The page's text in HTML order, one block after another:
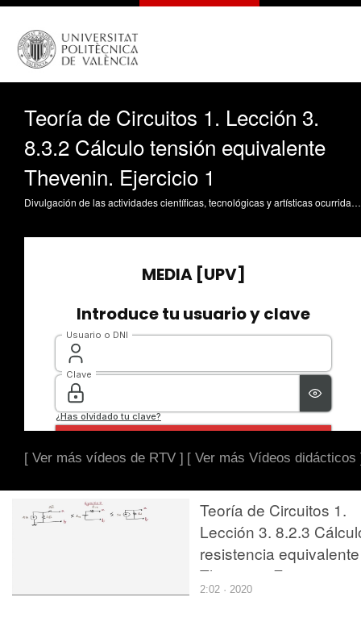
Teoría de Circuitos 1. Lección 3.
8.3.2 Cálculo tensión equivalente
Thevenin. Ejercicio 1
Divulgación de las actividades científicas, tecnológicas y artísticas ocurridas en los tres campus de la UPV
[ Ver más vídeos de RTV ] [ Ver más Vídeos didácticos
Teoría de Circuitos 1.
Lección 3. 8.2.3
resistencia equivalente
Thevenin. Ejercicio 2
2:02 · 2020